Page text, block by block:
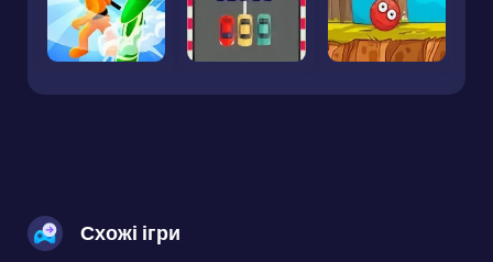
Схожі ігри